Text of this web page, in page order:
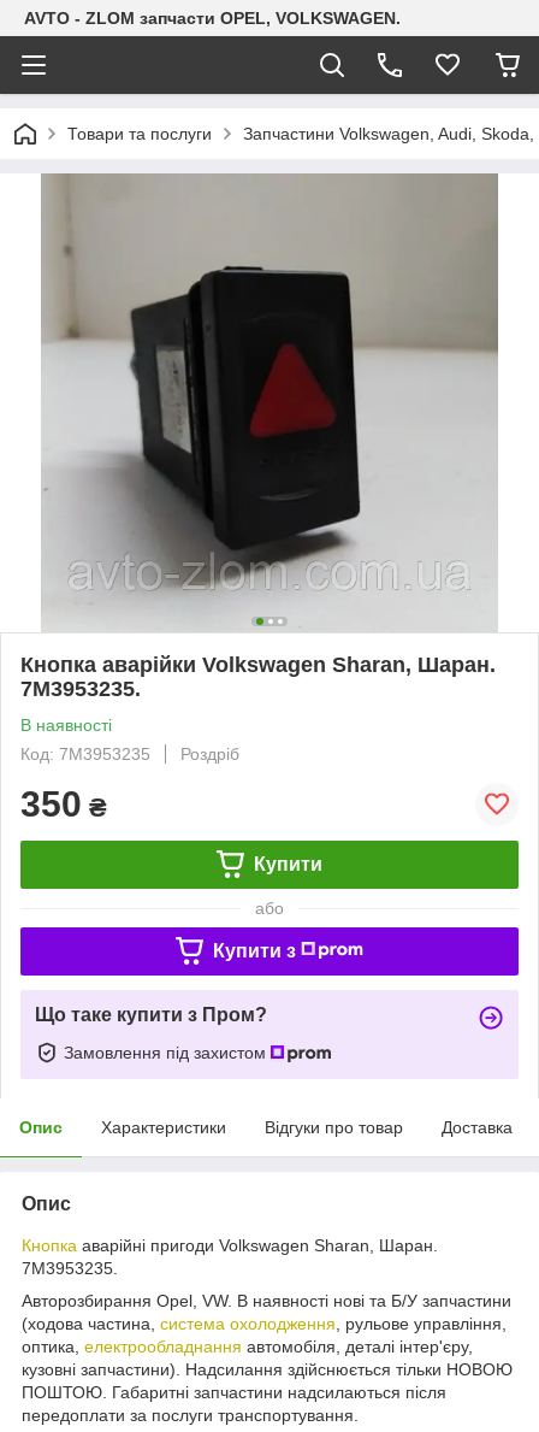
AVTO - ZLOM запчасти OPEL, VOLKSWAGEN.
Товари та послуги Запчастини Volkswagen, Audi, Skoda,
Кнопка аварійки Volkswagen Sharan, Шаран.
7M3953235.
В наявності
Код: 7M3953235
Роздріб
350 ₴
Купити
або
Купити з
Що таке купити з Пром?
Замовлення під захистом
Опис Характеристики Відгуки про товар Доставка
Опис
Кнопка аварійні пригоди Volkswagen Sharan, Шаран.
7M3953235.
Авторозбирання Opel, VW. В наявності нові та Б/У запчастини
(ходова частина, система охолодження , рульове управління,
оптика, електрообладнання автомобіля, деталі інтер'єру,
кузовні запчастини). Надсилання здійснюється тільки НОВОЮ
ПОШТОЮ. Габаритні запчастини надсилаються після
передоплати за послуги транспортування.